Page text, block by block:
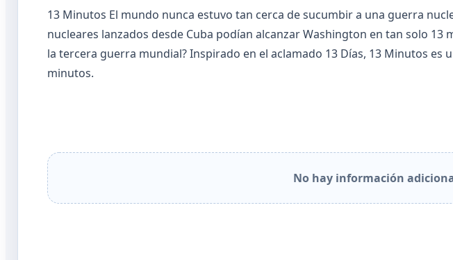
13 Minutos El mundo nunca estuvo tan cerca de sucumbir a una guerra
nucleares lanzados desde Cuba podían alcanzar Washington en tan solo
la tercera guerra mundial? Inspirado en el aclamado 13 Días, 13 Minutos
minutos.
No hay información